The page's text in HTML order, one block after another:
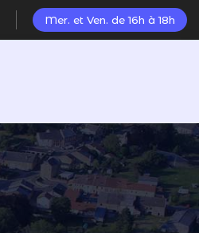
Mer. et Ven. de 16h à 18h